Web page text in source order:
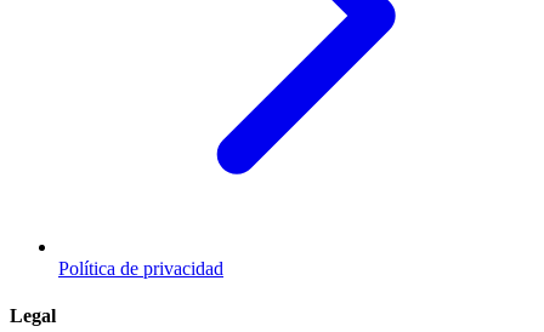
Política de privacidad
Legal